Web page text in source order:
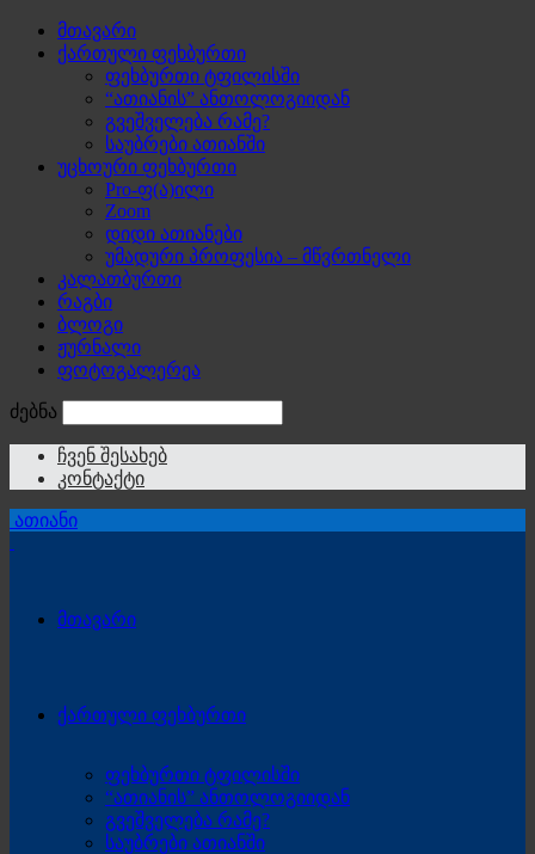
მთავარი
ქართული ფეხბურთი
ფეხბურთი ტფილისში
“ათიანის” ანთოლოგიიდან
გვეშველება რამე?
საუბრები ათიანში
უცხოური ფეხბურთი
Pro-ფ(ა)ილი
Zoom
დიდი ათიანები
უმადური პროფესია – მწვრთნელი
კალათბურთი
რაგბი
ბლოგი
ჟურნალი
ფოტოგალერეა
ძებნა
ჩვენ შესახებ
კონტაქტი
ათიანი
მთავარი
ქართული ფეხბურთი
ფეხბურთი ტფილისში
“ათიანის” ანთოლოგიიდან
გვეშველება რამე?
საუბრები ათიანში